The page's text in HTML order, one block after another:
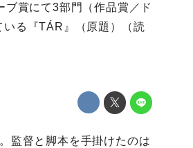
賞にて3部門（作品賞／ド
る『TÁR』（原題）（読
監督と脚本を手掛けたのは